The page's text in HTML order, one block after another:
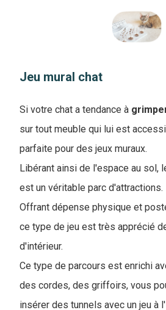
Jeu mural chat
Si votre chat a tendance à
sur tout meuble qui lui est
parfaite pour des jeux muraux.
Libérant ainsi de l'espace au sol,
est un véritable parc d'attractions.
Offrant dépense physique et
ce type de jeu est très apprécié
d'intérieur.
Ce type de parcours est enrichi
des cordes, des griffoirs, vous
insérer des tunnels avec un jeu à